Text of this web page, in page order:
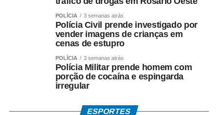
[Post Instagram]
Jogos das quartas do torneio
feminino
POLÍCIA 3 semanas atrás
Polícia Civil prende investigado por
vender imagens de crianças em
cenas de estupro
POLÍCIA 3 semanas atrás
Polícia Militar prende homem com
porção de cocaína e espingarda
irregular
ESPORTES